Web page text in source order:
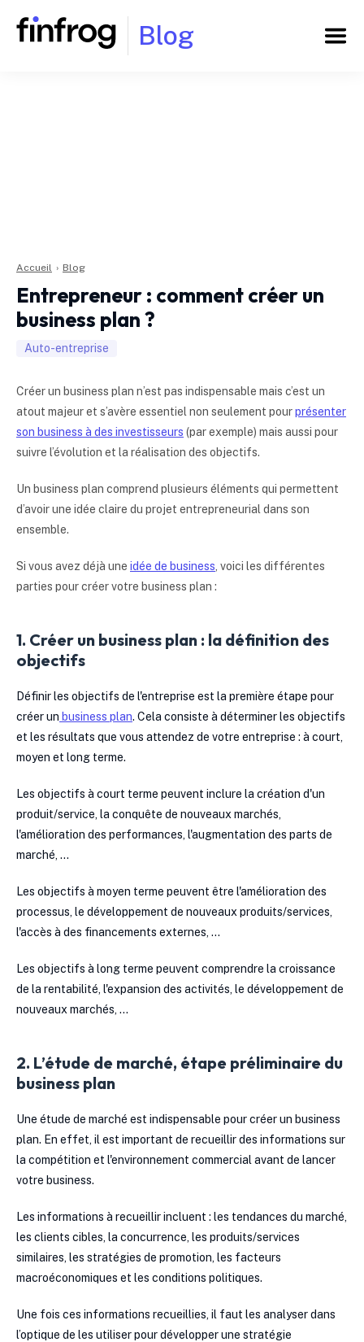
Blog
Accueil › Blog
Entrepreneur : comment créer un
business plan ?
Auto-entreprise
Créer un business plan n’est pas indispensable mais c’est un
atout majeur et s’avère essentiel non seulement pourprésenter
son business à des investisseurs (par exemple) mais aussi pour
suivre l’évolution et la réalisation des objectifs.
Un business plan comprend plusieurs éléments qui permettent
d’avoir une idée claire du projet entrepreneurial dans son
ensemble.
Si vous avez déjà une idée de business , voici les différentes
parties pour créer votre business plan :
1. Créer un business plan : la définition des
objectifs
Définir les objectifs de l'entreprise est la première étape pour
créer un business plan. Cela consiste à déterminer les objectifs
et les résultats que vous attendez de votre entreprise : à court,
moyen et long terme.
Les objectifs à court terme peuvent inclure la création d'un
produit/service, la conquête de nouveaux marchés,
l'amélioration des performances, l'augmentation des parts de
marché, …
Les objectifs à moyen terme peuvent être l'amélioration des
processus, le développement de nouveaux produits/services,
l'accès à des financements externes, …
Les objectifs à long terme peuvent comprendre la croissance
de la rentabilité, l'expansion des activités, le développement de
nouveaux marchés, …
2. L’étude de marché, étape préliminaire du
business plan
Une étude de marché est indispensable pour créer un business
plan. En effet, il est important de recueillir des informations sur
la compétition et l'environnement commercial avant de lancer
votre business.
Les informations à recueillir incluent : les tendances du marché,
les clients cibles, la concurrence, les produits/services
similaires, les stratégies de promotion, les facteurs
macroéconomiques et les conditions politiques.
Une fois ces informations recueillies, il faut les analyser dans
l’optique de les utiliser pour développer une stratégie